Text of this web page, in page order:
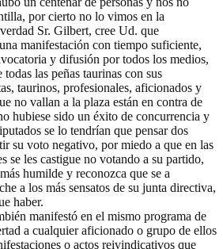
por cierto no lo vimos en la
Sr. Gilbert, cree Ud. que
manifestación con tiempo suficiente,
y difusión por todos los medios,
todas las peñas taurinas con sus
taurinos, profesionales, aficionados y
no vallan a la plaza están en contra de
hubiese sido un éxito de concurrencia y
se lo tendrían que pensar dos
su voto negativo, por miedo a que en las
se les castigue no votando a su partido,
humilde y reconozca que se a
a los más sensatos de su junta directiva,
haber.
manifestó en el mismo programa de
a cualquier aficionado o grupo de ellos
o actos reivindicativos que